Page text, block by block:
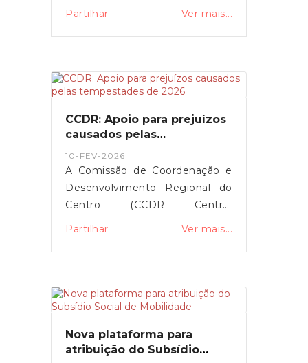
em situação de vulnerabilidade
aumento da comparticipação de
15 para 25 euros durante os
justificando a medida com o
Oriente.
Partilhar Ver mais...
CCDR: Apoio para prejuízos
causados pelas
10-FEV-2026
A Comissão de Coordenação e
Desenvolvimento Regional do
Centro (CCDR Centro)
disponibilizou uma plataforma
afetaram vários concelhos da
Região Centro.O portal destina-
agricultores e municípios,
permitindo a sinalização de
Partilhar Ver mais...
Nova plataforma para
atribuição do Subsídio